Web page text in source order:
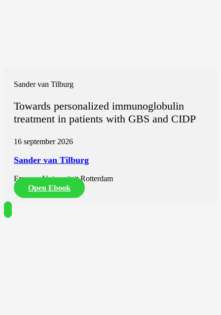
Sander van Tilburg
Towards personalized immunoglobulin
treatment in patients with GBS and CIDP
16 september 2026
Sander van Tilburg
Erasmus Universiteit Rotterdam
Open Ebook